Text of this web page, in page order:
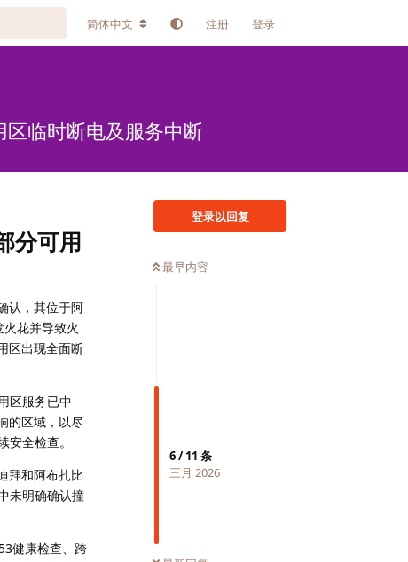
简体中文 注册 登录
临时断电及服务中断
登录以回复
最早内容
6/11 条
三月 2026
分可用
认，其位于阿
花并导致火
区出现全面断
区服务已中
的区域，以尽
全检查。
拜和阿布扎比
未明确确认撞
健康检查、跨